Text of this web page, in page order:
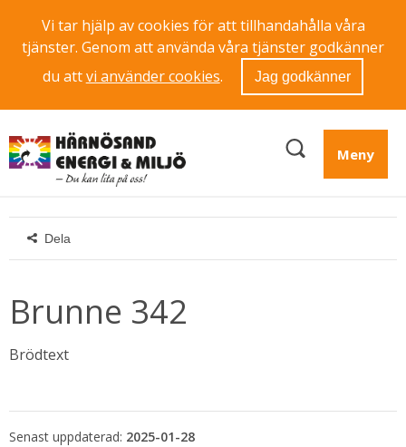
Vi tar hjälp av cookies för att tillhandahålla våra
tjänster. Genom att använda våra tjänster godkänner
du attvi använder cookies. Jag godkänner
Meny
Dela
Brunne 342
Brödtext
Senast uppdaterad: 2025-01-28